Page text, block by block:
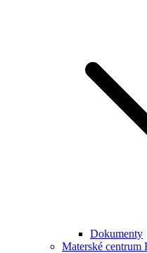
Dokumenty
Materské centrum